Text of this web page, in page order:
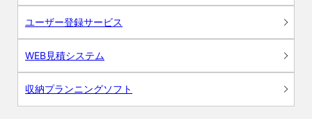
ユーザー登録サービス
WEB見積システム
収納プランニングソフト